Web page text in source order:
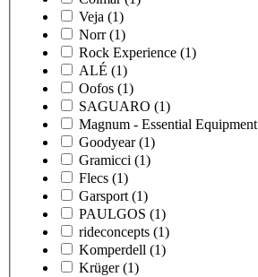
Veja (1)
Norr (1)
Rock Experience (1)
ALÉ (1)
Oofos (1)
SAGUARO (1)
Magnum - Essential Equipment
Goodyear (1)
Gramicci (1)
Flecs (1)
Garsport (1)
PAULGOS (1)
rideconcepts (1)
Komperdell (1)
Krüger (1)